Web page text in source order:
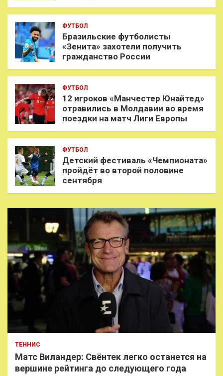
ФУТБОЛ
Бразильские футболисты
«Зенита» захотели получить
гражданство России
ФУТБОЛ
12 игроков «Манчестер Юнайтед»
отравились в Молдавии во время
поездки на матч Лиги Европы
ФУТБОЛ
Детский фестиваль «Чемпионата»
пройдёт во второй половине
сентября
ТЕННИС
Матс Виландер: Свёнтек легко останется на
вершине рейтинга до следующего года